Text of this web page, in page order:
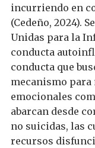
incurriendo en
(Cedeño, 2024).
Unidas para la
conducta
conducta que
mecanismo
emocionales
abarcan desde
no suicidas, las
recursos